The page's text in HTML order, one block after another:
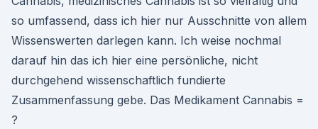
so umfassend, dass ich hier nur Ausschnitte von allem
Wissenswerten darlegen kann. Ich weise nochmal
darauf hin das ich hier eine persönliche, nicht
durchgehend wissenschaftlich fundierte
Zusammenfassung gebe. Das Medikament Cannabis =
?